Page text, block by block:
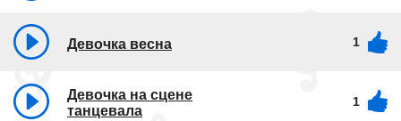
Девочка весна 1
Девочка на сцене
танцевала
1